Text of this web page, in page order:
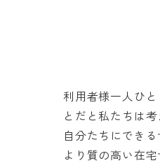
利用者様一人ひ
とだと私たちは考
自分たちにでき
より質の高い在